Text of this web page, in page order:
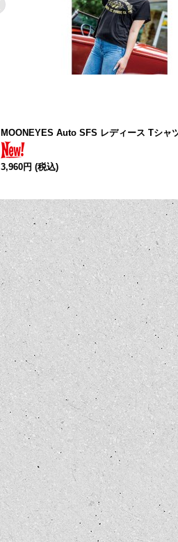
MOONEYES Auto SFS レディース Tシャ
3,960円 (税込)